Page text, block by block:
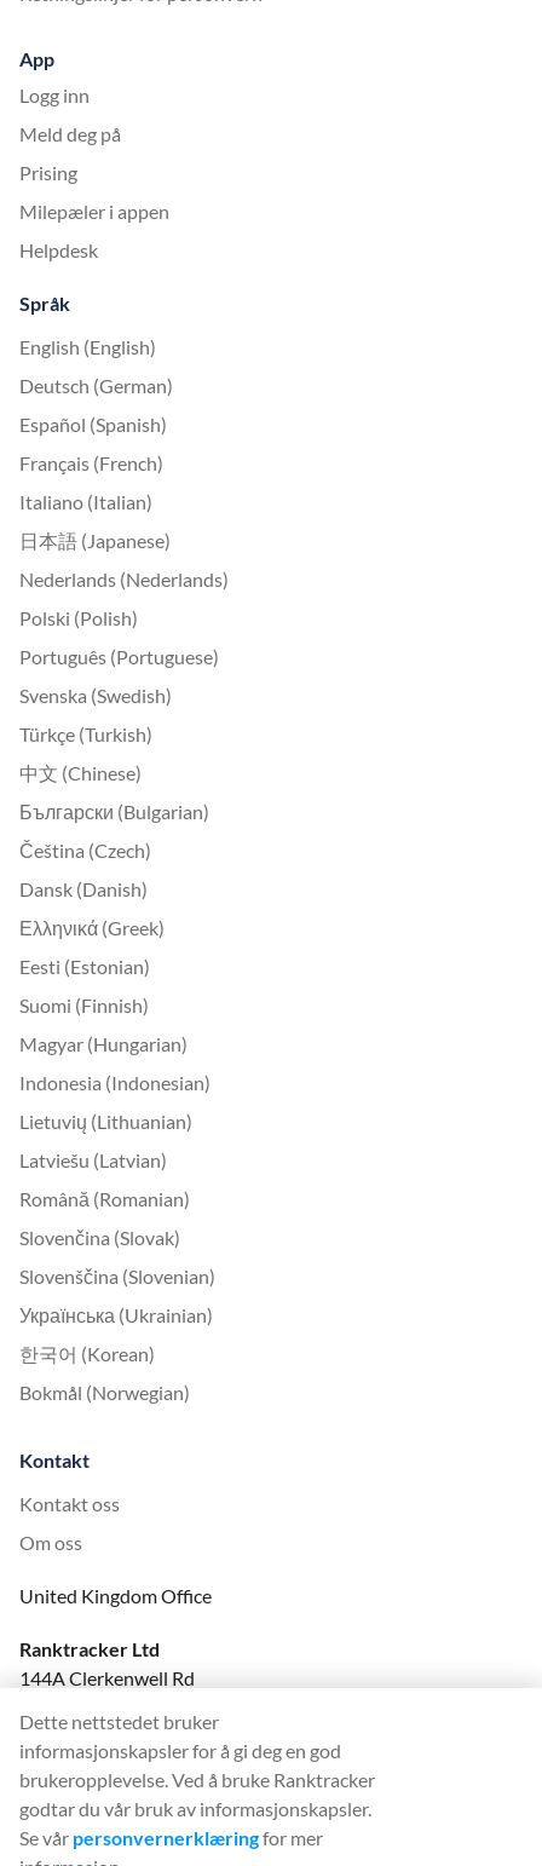
App
Logg inn
Meld deg på
Prising
Milepæler i appen
Helpdesk
Språk
English (English)
Deutsch (German)
Español (Spanish)
Français (French)
Italiano (Italian)
日本語 (Japanese)
Nederlands (Nederlands)
Polski (Polish)
Português (Portuguese)
Svenska (Swedish)
Türkçe (Turkish)
中文 (Chinese)
Български (Bulgarian)
Čeština (Czech)
Dansk (Danish)
Ελληνικά (Greek)
Eesti (Estonian)
Suomi (Finnish)
Magyar (Hungarian)
Indonesia (Indonesian)
Lietuvių (Lithuanian)
Latviešu (Latvian)
Română (Romanian)
Slovenčina (Slovak)
Slovenščina (Slovenian)
Українська (Ukrainian)
한국어 (Korean)
Bokmål (Norwegian)
Kontakt
Kontakt oss
Om oss
United Kingdom Office
Ranktracker Ltd
144A Clerkenwell Rd
Company No: 08820809
felix@ranktracker.com
Dette nettstedet bruker
informasjonskapsler for å gi deg en god
brukeropplevelse. Ved å bruke Ranktracker
godtar du vår bruk av informasjonskapsler.
Se vår personvernerklæringfor mer